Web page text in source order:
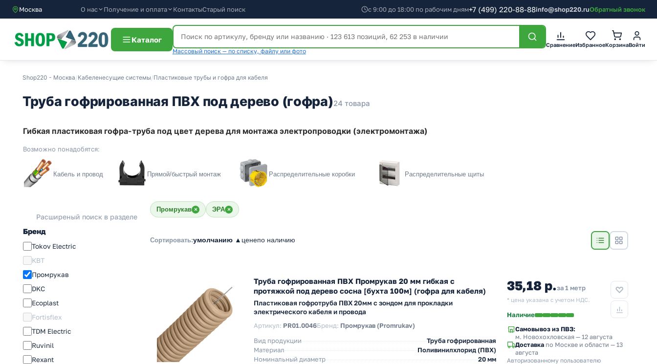
Москва О нас Получение и оплата КонтактыСтарый поиск с 9:00 до 18:00 по рабочим дням+7 (499) 220-88-88info@shop220.ruОбратный звонок
Каталог
Массовый поиск — по списку, файлу или фото
СравнениеИзбранноеКорзинаВойти
Shop220 - Москва/Кабеленесущие системы/Пластиковые трубы и гофра для кабеля
Труба гофрированная ПВХ под дерево (гофра)24 товара
Гибкая пластиковая гофра-труба под цвет дерева для монтажа электропроводки (электромонтажа)
Возможно понадобятся:
Кабель и провод Прямой/быстрый монтаж Распределительные коробки Распределительные щиты
Расширеный поиск в разделе
Бренд
Tokov Electric
КВТ
Промрукав
DKC
Ecoplast
Fortisflex
TDM Electric
Ruvinil
Rexant
Промрукав × ЭРА ×
Сортировать:умолчанию ▲ ценепо наличию
Труба гофрированная ПВХ Промрукав 20 мм гибкая с
протяжкой под дерево сосна [бухта 100м] (гофра для кабеля)
Пластиковая гофротруба ПВХ 20мм с зондом для прокладки
электрического кабеля и провода
Артикул: PR01.0046Бренд: Промрукав (Promrukav)
Вид продукции
Труба гофрированная
Материал
Поливинилхлорид (ПВХ)
Номинальный диаметр
20 мм
35,18 р.за 1 метр
* цена указана с учетом НДС.
Наличие
Самовывоз из ПВЗ:
м. Новохохловская — 12 августа
Доставка по Москве и области — 13
августа
Авторизованному пользователю